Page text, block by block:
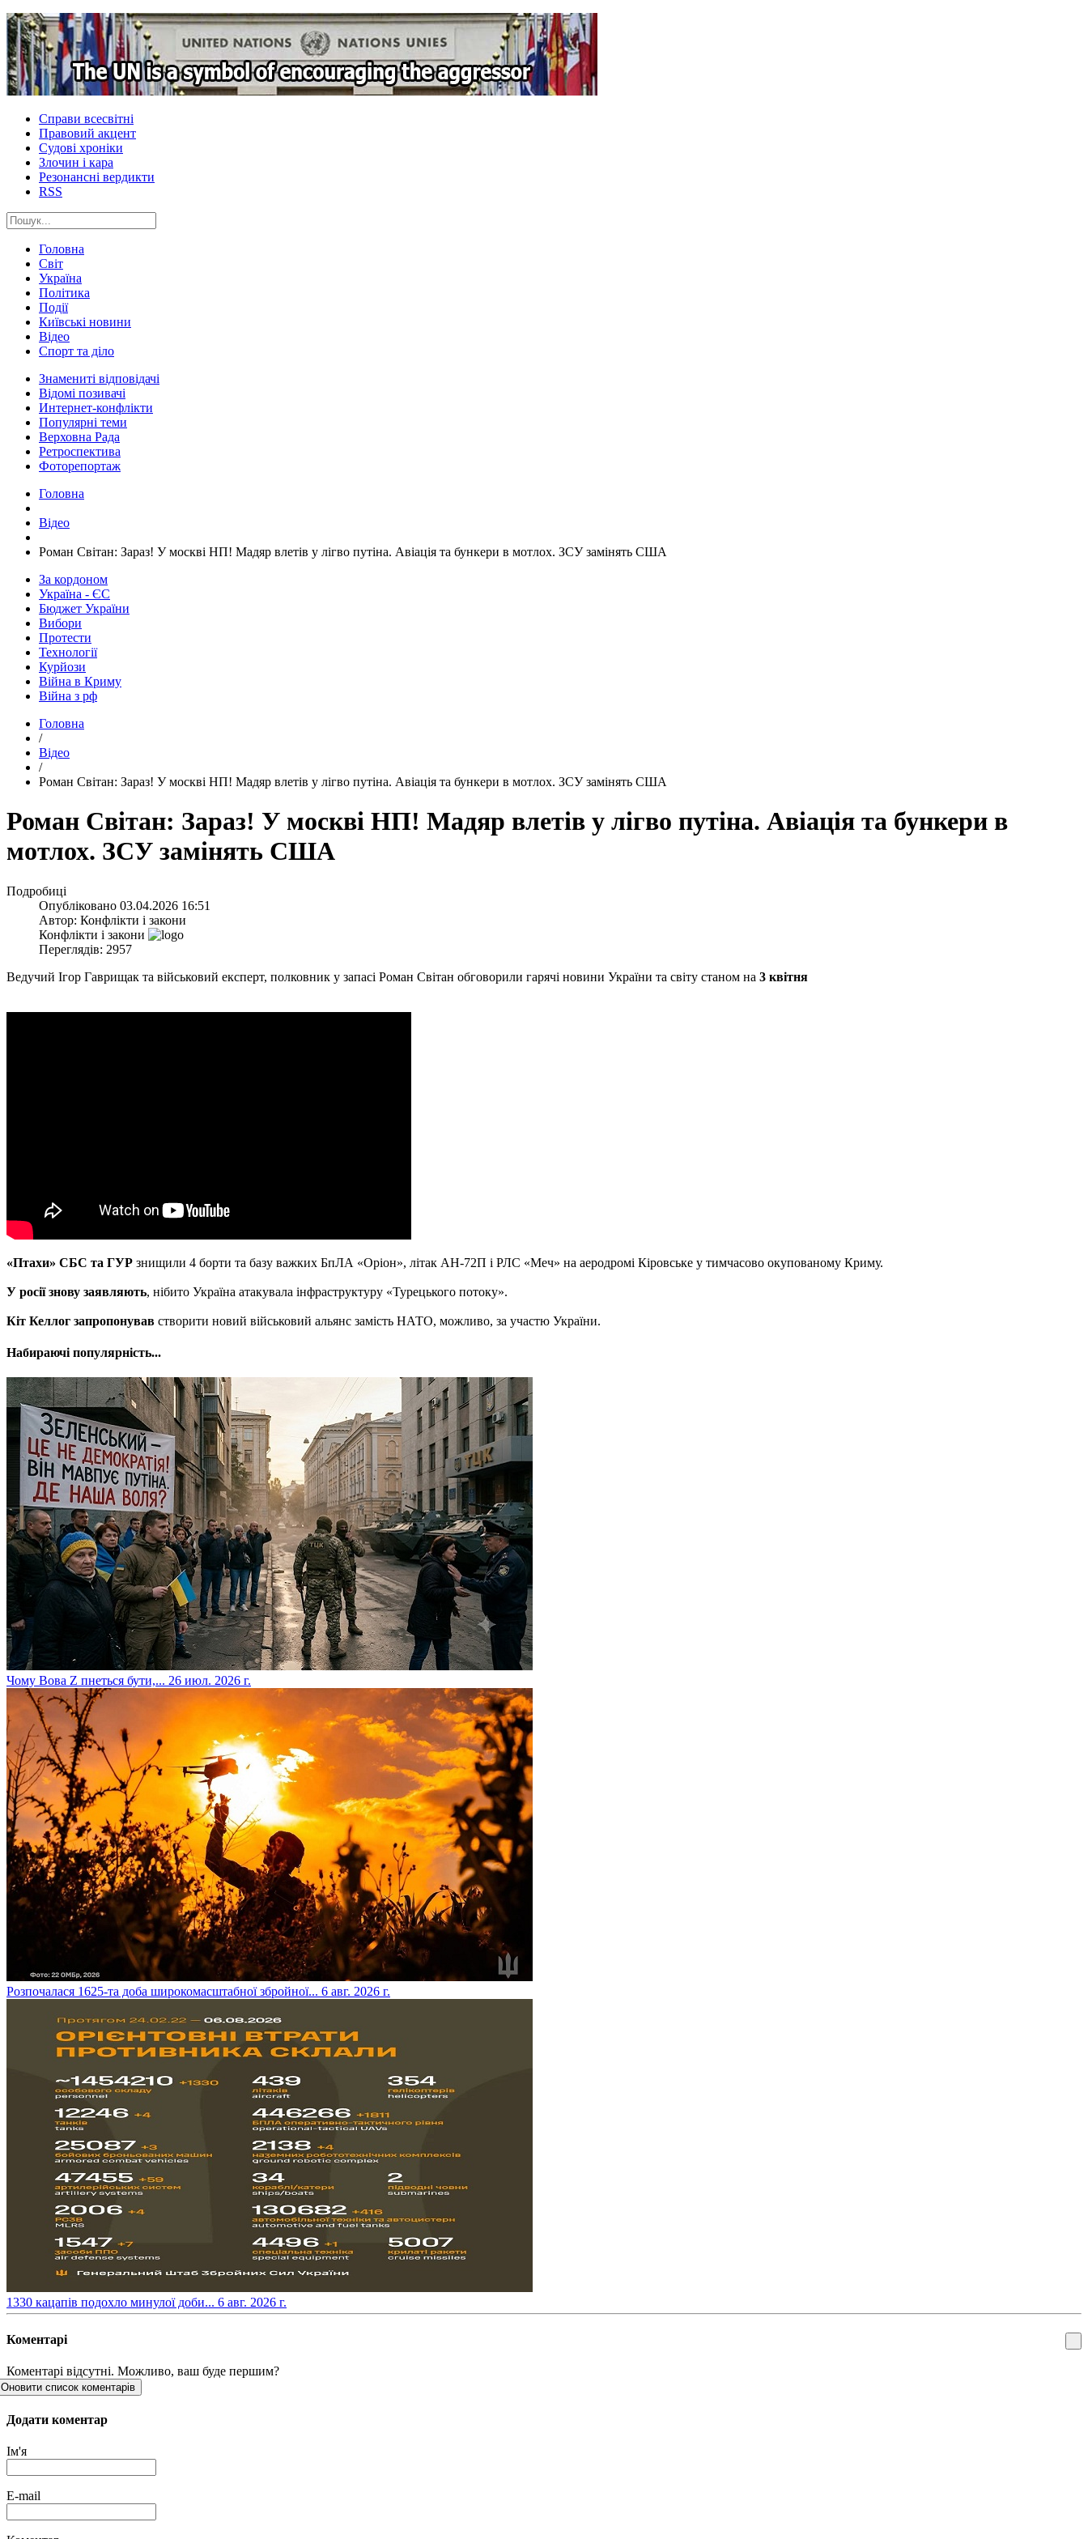
Справи всесвітні
Правовий акцент
Судові хроніки
Злочин і кара
Резонансні вердикти
RSS
Головна
Світ
Україна
Політика
Події
Київські новини
Відео
Спорт та діло
Знамениті відповідачі
Відомі позивачі
Интернет-конфлікти
Популярні теми
Верховна Рада
Ретроспектива
Фоторепортаж
Головна
Відео
​Роман Світан: Зараз! У москві НП! Мадяр влетів у лігво путіна. Авіація та бункери в мотлох. ЗСУ замінять США
За кордоном
Україна - ЄС
Бюджет України
Вибори
Протести
Технології
Курйози
Війна в Криму
Війна з рф
Головна
/
Відео
/
​Роман Світан: Зараз! У москві НП! Мадяр влетів у лігво путіна. Авіація та бункери в мотлох. ЗСУ замінять США
​Роман Світан: Зараз! У москві НП! Мадяр влетів у лігво путіна. Авіація та бункери в
мотлох. ЗСУ замінять США
Подробиці
Опубліковано 03.04.2026 16:51
Автор: Конфлікти і закони
Конфлікти і закони
Переглядів: 2957
Ведучий Ігор Гаврищак та військовий експерт, полковник у запасі Роман Світан обговорили гарячі новини України та світу станом на 3 квітня
«Птахи» СБС та ГУР знищили 4 борти та базу важких БпЛА «Оріон», літак АН-72П і РЛС «Меч» на аеродромі Кіровське у тимчасово окупованому Криму.
У росії знову заявляють, нібито Україна атакувала інфраструктуру «Турецького потоку».
Кіт Келлог запропонував створити новий військовий альянс замість НАТО, можливо, за участю України.
Набираючі популярність...
​Чому Вова Z пнеться бути,... 26 июл. 2026 г.
​Розпочалася 1625-та доба широкомасштабної збройної... 6 авг. 2026 г.
​1330 кацапів подохло минулої доби... 6 авг. 2026 г.
Коментарі
Коментарі відсутні. Можливо, ваш буде першим?
Оновити список коментарів
Додати коментар
Ім'я
E-mail